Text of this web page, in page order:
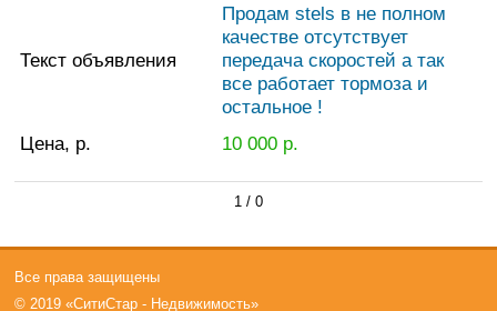
Текст объявления
Продам stels в не полном
качестве отсутствует
передача скоростей а так
все работает тормоза и
остальное !
Цена, р.
10 000р.
1 / 0
Все права защищены
© 2019 «СитиСтар - Недвижимость»